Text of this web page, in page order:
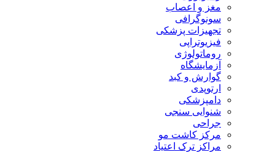
مغز و اعصاب
سونوگرافی
تجهیزات پزشکی
فیزیوتراپی
روماتولوژی
آزمایشگاه
گوارش و کبد
ارتوپدی
دامپزشکی
شنوایی سنجی
جراحی
مرکز کاشت مو
مراکز ترک اعتیاد